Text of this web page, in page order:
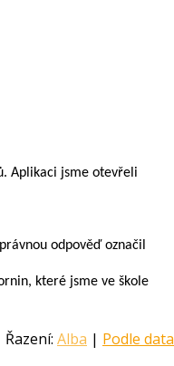
Aplikaci jsme otevřeli
odpověď označil
Řazení: Alba | Podle data